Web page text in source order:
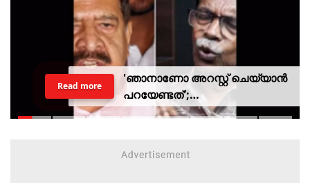
'ഞാനാണോ അറസ്റ്റ് ചെയ്യാൻ
പറയേണ്ടത്';
ടി.ജി.മോഹൻദാസിനെതിരായ
Read more